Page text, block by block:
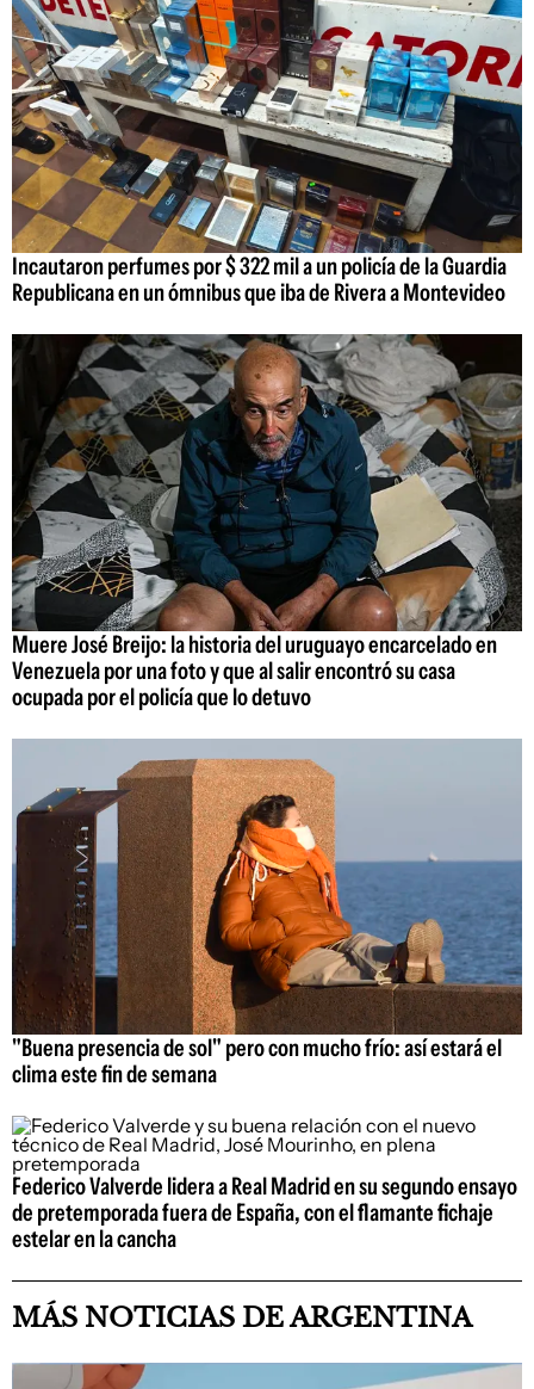
Incautaron perfumes por $ 322 mil a un policía de la Guardia
Republicana en un ómnibus que iba de Rivera a Montevideo
Muere José Breijo: la historia del uruguayo encarcelado en
Venezuela por una foto y que al salir encontró su casa
ocupada por el policía que lo detuvo
"Buena presencia de sol" pero con mucho frío: así estará el
clima este fin de semana
Federico Valverde lidera a Real Madrid en su segundo ensayo
de pretemporada fuera de España, con el flamante fichaje
estelar en la cancha
MÁS NOTICIAS DE ARGENTINA